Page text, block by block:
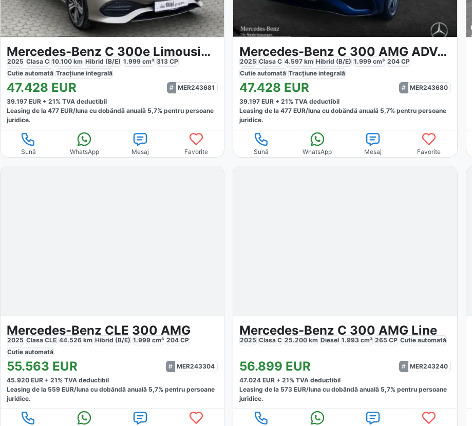
Mercedes-Benz C 300e Limousine 4Matic
2025 Clasa C 10.100 km Hibrid (B/E) 1.999 cm³ 313 CP
Cutie automată Tracțiune integrală
47.428 EUR
MER243681
39.197 EUR + 21% TVA deductibil
Leasing de la 477 EUR/luna cu dobăndă anuală 5,7% pentru persoane
juridice.
Sună WhatsApp Mesaj Favorite
Mercedes-Benz C 300 AMG ADVANCED TOTW
2025 Clasa C 4.597 km Hibrid (B/E) 1.999 cm³ 204 CP
Cutieautomată Tracțiuneintegrală
47.428 EUR
MER243680
39.197 EUR +21% TVA deductibil
Leasing de la477 EUR/luna cu dobăndă anuală 5,7% pentru persoane
juridice.
Sună WhatsApp Mesaj Favorite
Mercedes-Benz CLE 300 AMG
2025 Clasa CLE 44.526 km Hibrid (B/E) 1.999 cm³ 204 CP
Cutie automată
55.563 EUR
MER243304
45.920 EUR + 21% TVA deductibil
Leasing de la 559 EUR/luna cu dobăndă anuală 5,7% pentru persoane
juridice.
Mercedes-Benz C 300 AMG Line
2025 Clasa C 25.200 km Diesel 1.993 cm³ 265 CP Cutieautomată
56.899 EUR
MER243240
47.024 EUR +21% TVA deductibil
Leasing de la 573 EUR/luna cu dobăndă anuală 5,7% pentru persoane
juridice.